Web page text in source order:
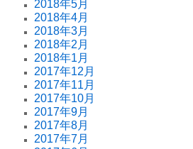
2018年5月
2018年4月
2018年3月
2018年2月
2018年1月
2017年12月
2017年11月
2017年10月
2017年9月
2017年8月
2017年7月